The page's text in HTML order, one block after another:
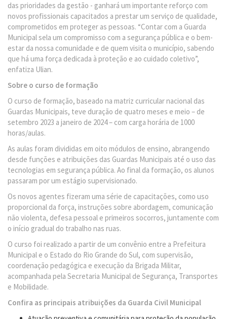
das prioridades da gestão - ganhará um importante reforço com
novos profissionais capacitados a prestar um serviço de qualidade,
comprometidos em proteger as pessoas. “Contar com a Guarda
Municipal sela um compromisso com a segurança pública e o bem-
estar da nossa comunidade e de quem visita o município, sabendo
que há uma força dedicada à proteção e ao cuidado coletivo”,
enfatiza Ulian.
Sobre o curso de formação
O curso de formação, baseado na matriz curricular nacional das
Guardas Municipais, teve duração de quatro meses e meio – de
setembro 2023 a janeiro de 2024 – com carga horária de 1000
horas/aulas.
As aulas foram divididas em oito módulos de ensino, abrangendo
desde funções e atribuições das Guardas Municipais até o uso das
tecnologias em segurança pública. Ao final da formação, os alunos
passaram por um estágio supervisionado.
Os novos agentes fizeram uma série de capacitações, como uso
proporcional da força, instruções sobre abordagem, comunicação
não violenta, defesa pessoal e primeiros socorros, juntamente com
o início gradual do trabalho nas ruas.
O curso foi realizado a partir de um convênio entre a Prefeitura
Municipal e o Estado do Rio Grande do Sul, com supervisão,
coordenação pedagógica e execução da Brigada Militar,
acompanhada pela Secretaria Municipal de Segurança, Transportes
e Mobilidade.
Confira as principais atribuições da Guarda Civil Municipal